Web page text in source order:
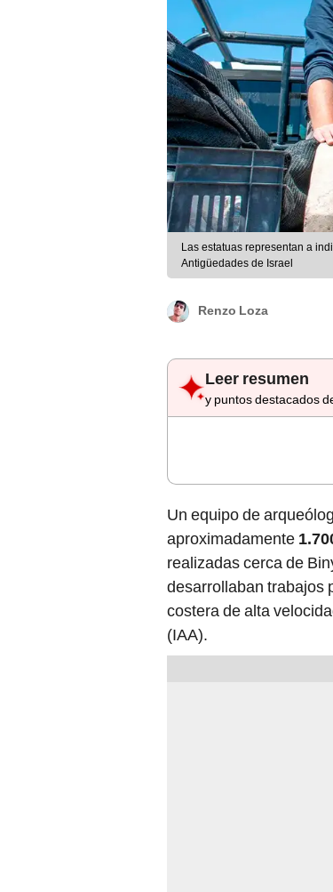
Las estatuas representan a
Antigüedades de Israel
Renzo Loza
Leer resumen
y puntos destacados
Un equipo de
aproximadamente
realizadas cerca de
desarrollaban trabajos
costera de alta
(IAA).